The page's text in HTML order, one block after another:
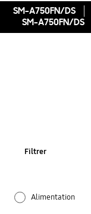
SM-A750FN/DS
SM-A750FN/DS
Filtrer
Alimentation